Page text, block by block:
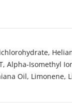
Isomethyl
Oil, Limonene,